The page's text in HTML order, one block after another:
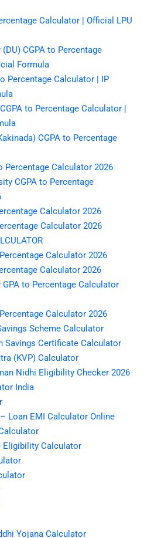
Calculator | Official LPU
CGPA to Percentage
Formula
Percentage Calculator | IP
to Percentage Calculator |
CGPA to Percentage
Percentage Calculator 2026
CGPA to Percentage
Calculator 2026
Calculator 2026
Calculator 2026
Calculator 2026
to Percentage Calculator
Calculator 2026
Scheme Calculator
Savings Certificate Calculator
(KVP) Calculator
Nidhi Eligibility Checker 2026
India
Loan EMI Calculator Online
Eligibility Calculator
Yojana Calculator